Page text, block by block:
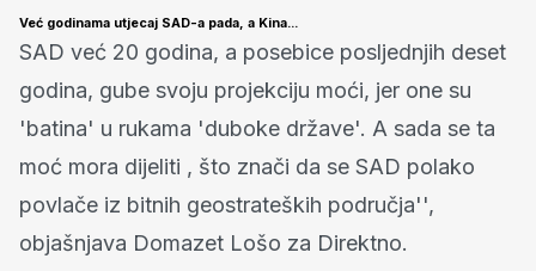
Već godinama utjecaj SAD-a pada, a Kina...
SAD već 20 godina, a posebice posljednjih deset
godina, gube svoju projekciju moći, jer one su
'batina' u rukama 'duboke države'. A sada se ta
moć mora dijeliti , što znači da se SAD polako
povlače iz bitnih geostrateških područja'',
objašnjava Domazet Lošo za Direktno.